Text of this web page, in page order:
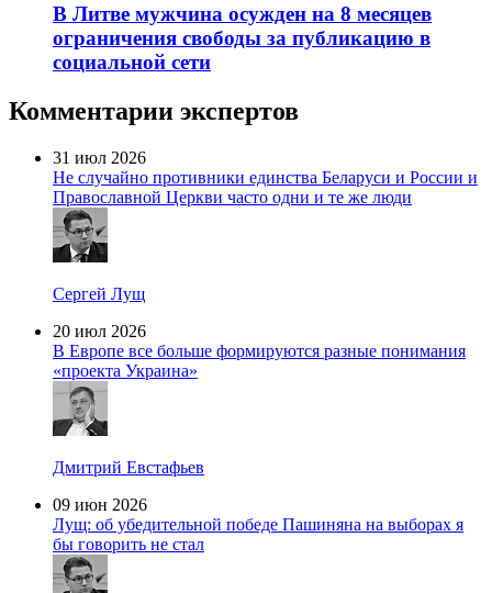
В Литве мужчина осужден на 8 месяцев
ограничения свободы за публикацию в
социальной сети
Комментарии экспертов
31 июл 2026
Не случайно противники единства Беларуси и России и
Православной Церкви часто одни и те же люди
Сергей Лущ
20 июл 2026
В Европе все больше формируются разные понимания
«проекта Украина»
Дмитрий Евстафьев
09 июн 2026
Лущ: об убедительной победе Пашиняна на выборах я
бы говорить не стал